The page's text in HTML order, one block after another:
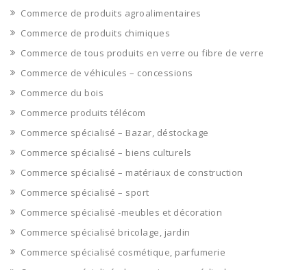
Commerce de produits agroalimentaires
Commerce de produits chimiques
Commerce de tous produits en verre ou fibre de verre
Commerce de véhicules – concessions
Commerce du bois
Commerce produits télécom
Commerce spécialisé – Bazar, déstockage
Commerce spécialisé – biens culturels
Commerce spécialisé – matériaux de construction
Commerce spécialisé – sport
Commerce spécialisé -meubles et décoration
Commerce spécialisé bricolage, jardin
Commerce spécialisé cosmétique, parfumerie